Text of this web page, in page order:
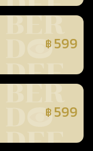
฿ 599
฿ 599